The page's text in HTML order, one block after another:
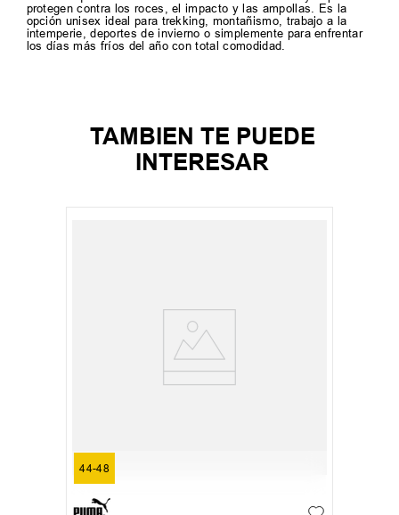
protegen contra los roces, el impacto y las ampollas. Es la
opción unisex ideal para trekking, montañismo, trabajo a la
intemperie, deportes de invierno o simplemente para enfrentar
los días más fríos del año con total comodidad.
TAMBIEN TE PUEDE
INTERESAR
44-48